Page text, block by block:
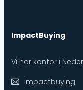
ImpactBuying
Vi har kontor i
impactbuying